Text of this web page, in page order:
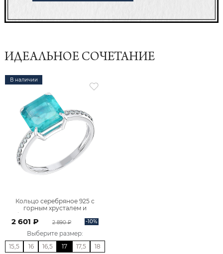
ИДЕАЛЬНОЕ СОЧЕТАНИЕ
В наличии
Кольцо серебряное 925 с
горным хрусталем и
фианитами 1101600-05675
2 601 ₽ 2 890 ₽ -10%
Выберите размер:
15,5
16 16,5 17 17,5 18